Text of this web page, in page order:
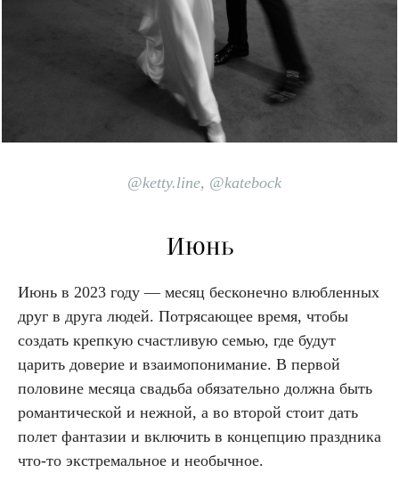
@ketty.line, @katebock
Июнь
Июнь в 2023 году — месяц бесконечно влюбленных
друг в друга людей. Потрясающее время, чтобы
создать крепкую счастливую семью, где будут
царить доверие и взаимопонимание. В первой
половине месяца свадьба обязательно должна быть
романтической и нежной, а во второй стоит дать
полет фантазии и включить в концепцию праздника
что-то экстремальное и необычное.